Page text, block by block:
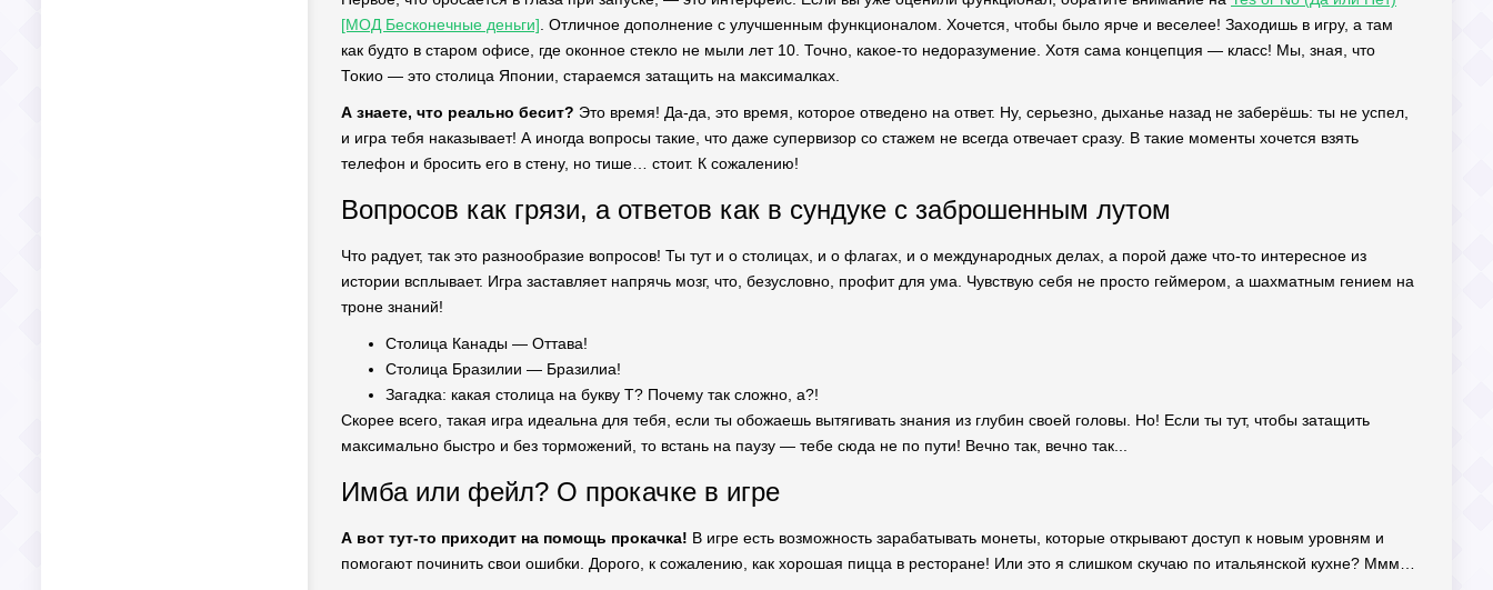
[МОД Бесконечные деньги] . Отличное дополнение с улучшенным функционалом. Хочется, чтобы было ярче и веселее! Заходишь в игру, а там
как будто в старом офисе, где оконное стекло не мыли лет 10. Точно, какое-то недоразумение. Хотя сама концепция — класс! Мы, зная, что
Токио — это столица Японии, стараемся затащить на максималках.
А знаете, что реально бесит? Это время! Да-да, это время, которое отведено на ответ. Ну, серьезно, дыханье назад не заберёшь: ты не успел,
и игра тебя наказывает! А иногда вопросы такие, что даже супервизор со стажем не всегда отвечает сразу. В такие моменты хочется взять
телефон и бросить его в стену, но тише… стоит. К сожалению!
Вопросов как грязи, а ответов как в сундуке с заброшенным лутом
Что радует, так это разнообразие вопросов! Ты тут и о столицах, и о флагах, и о международных делах, а порой даже что-то интересное из
истории всплывает. Игра заставляет напрячь мозг, что, безусловно, профит для ума. Чувствую себя не просто геймером, а шахматным гением на
троне знаний!
Столица Канады — Оттава!
Столица Бразилии — Бразилиа!
Загадка: какая столица на букву Т? Почему так сложно, а?!
Скорее всего, такая игра идеальна для тебя, если ты обожаешь вытягивать знания из глубин своей головы. Но! Если ты тут, чтобы затащить
максимально быстро и без торможений, то встань на паузу — тебе сюда не по пути! Вечно так, вечно так...
Имба или фейл? О прокачке в игре
А вот тут-то приходит на помощь прокачка! В игре есть возможность зарабатывать монеты, которые открывают доступ к новым уровням и
помогают починить свои ошибки. Дорого, к сожалению, как хорошая пицца в ресторане! Или это я слишком скучаю по итальянской кухне? Ммм…